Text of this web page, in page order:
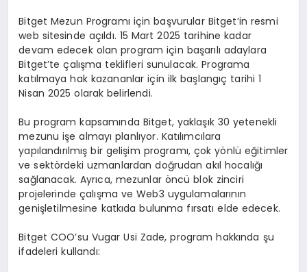
Bitget Mezun Programı için başvurular Bitget’in resmi
web sitesinde açıldı. 15 Mart 2025 tarihine kadar
devam edecek olan program için başarılı adaylara
Bitget’te çalışma teklifleri sunulacak. Programa
katılmaya hak kazananlar için ilk başlangıç tarihi 1
Nisan 2025 olarak belirlendi.
Bu program kapsamında Bitget, yaklaşık 30 yetenekli
mezunu işe almayı planlıyor. Katılımcılara
yapılandırılmış bir gelişim programı, çok yönlü eğitimler
ve sektördeki uzmanlardan doğrudan akıl hocalığı
sağlanacak. Ayrıca, mezunlar öncü blok zinciri
projelerinde çalışma ve Web3 uygulamalarının
genişletilmesine katkıda bulunma fırsatı elde edecek.
Bitget COO’su Vugar Usi Zade, program hakkında şu
ifadeleri kullandı: